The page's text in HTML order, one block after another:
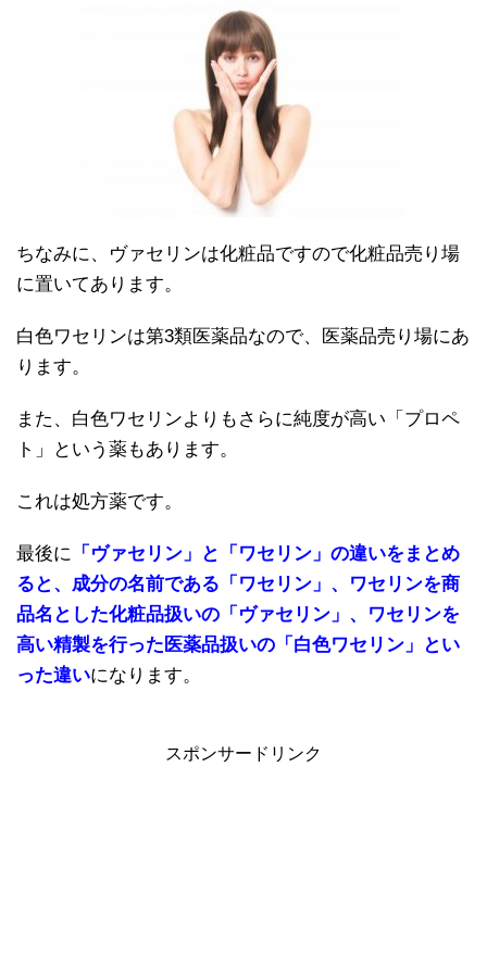
ちなみに、ヴァセリンは化粧品ですので化粧品売り場
に置いてあります。
白色ワセリンは第3類医薬品なので、医薬品売り場にあ
ります。
また、白色ワセリンよりもさらに純度が高い「プロペ
ト」という薬もあります。
これは処方薬です。
最後に 「ヴァセリン」と「ワセリン」の違いをまとめ
ると、成分の名前である「ワセリン」、ワセリンを商
品名とした化粧品扱いの「ヴァセリン」、ワセリンを
高い精製を行った医薬品扱いの「白色ワセリン」とい
った違いになります。
スポンサードリンク